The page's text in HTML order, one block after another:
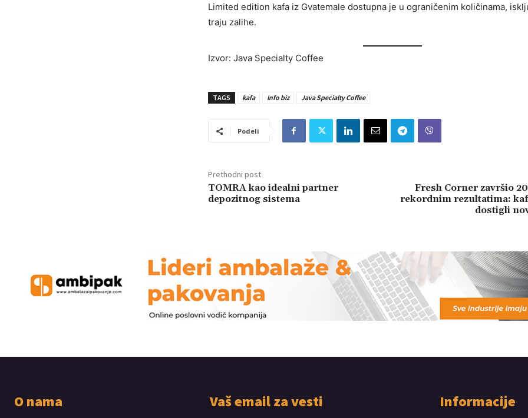
Limited edition kafa iz Gvatemale dostupna je u ograničenim količinama,
traju zalihe.
Izvor: Java Specialty Coffee
TAGS kafa Info biz Java Specialty Coffee
Podeli
Prethodni post
TOMRA kao idealni partner
depozitnog sistema
Fresh Corner završio
rekordnim rezultatima:
dostigli
O nama Vaš email za vesti Informacije